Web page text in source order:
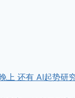
上 还有 AI起势研